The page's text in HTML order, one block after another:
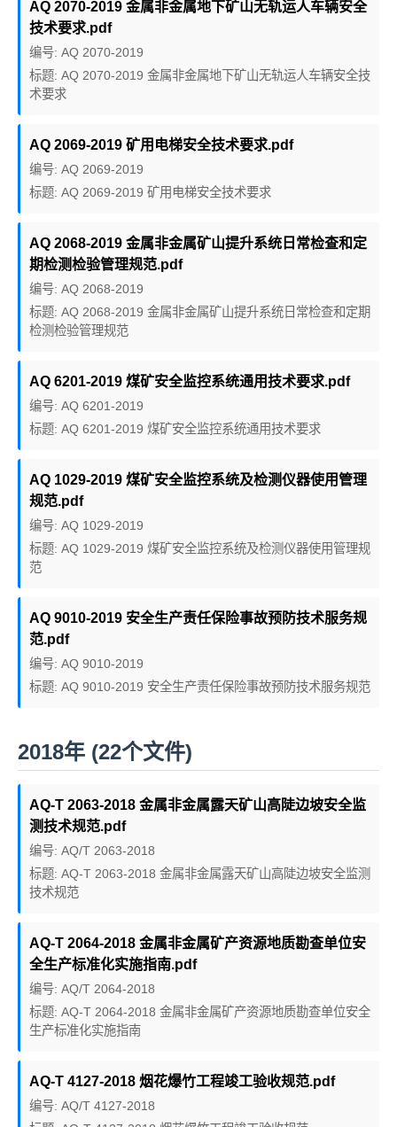
AQ 2070-2019 金属非金属地下矿山无轨运人车辆安全
技术要求.pdf
编号: AQ 2070-2019
标题: AQ 2070-2019 金属非金属地下矿山无轨运人车辆安全技
术要求
AQ 2069-2019 矿用电梯安全技术要求.pdf
编号: AQ 2069-2019
标题: AQ 2069-2019 矿用电梯安全技术要求
AQ 2068-2019 金属非金属矿山提升系统日常检查和定
期检测检验管理规范.pdf
编号: AQ 2068-2019
标题: AQ 2068-2019 金属非金属矿山提升系统日常检查和定期
检测检验管理规范
AQ 6201-2019 煤矿安全监控系统通用技术要求.pdf
编号: AQ 6201-2019
标题: AQ 6201-2019 煤矿安全监控系统通用技术要求
AQ 1029-2019 煤矿安全监控系统及检测仪器使用管理
规范.pdf
编号: AQ 1029-2019
标题: AQ 1029-2019 煤矿安全监控系统及检测仪器使用管理规
范
AQ 9010-2019 安全生产责任保险事故预防技术服务规
范.pdf
编号: AQ 9010-2019
标题: AQ 9010-2019 安全生产责任保险事故预防技术服务规范
2018年 (22个文件)
AQ-T 2063-2018 金属非金属露天矿山高陡边坡安全监
测技术规范.pdf
编号: AQ/T 2063-2018
标题: AQ-T 2063-2018 金属非金属露天矿山高陡边坡安全监测
技术规范
AQ-T 2064-2018 金属非金属矿产资源地质勘查单位安
全生产标准化实施指南.pdf
编号: AQ/T 2064-2018
标题: AQ-T 2064-2018 金属非金属矿产资源地质勘查单位安全
生产标准化实施指南
AQ-T 4127-2018 烟花爆竹工程竣工验收规范.pdf
编号: AQ/T 4127-2018